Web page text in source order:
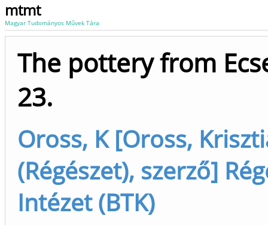
mtmt
Magyar Tudományos Művek Tára
The pottery from
23.
Oross, K [Oross,
(Régészet), szerző]
Intézet (BTK)